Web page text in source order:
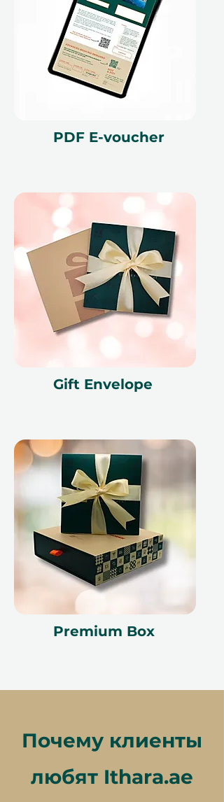
предпочитаемые даты (в
зависимости от доступности и
черных дат).
Подтверждение без лишних
хлопот:Получите подробное
подтверждение со всей
информацией по
Действие в течение 12
Опция бесплатного
обмена:
Обменяйте на любое
другое впечатление, если
планы изменятся.
Подарочная
Упаковка:Доступно как
электронный сертификат или в
нашей элегантной упаковке.
Примечание:
туристические налоги и сборы
могут применяться, подлежат
оплате при регистрации.
Почему это отличный подарок
Идеально для романтических
случаев – идеально для
празднования годовщин,
медового месяца или
спонтанных романтических
поездок
Полная свобода – пара
выбирает, когда и куда ехать,
от пляжей до городов
Поистине незабываемые –
Созданы для качественного
Условия
PDF E-voucher
Gift Envelope
Premium Box
Почему клиенты
любят Ithara.ae